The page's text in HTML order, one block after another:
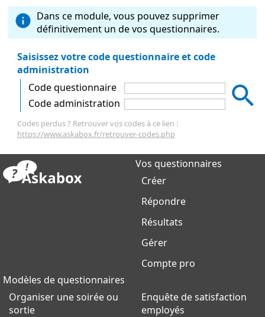
Dans ce module, vous pouvez supprimer
définitivement un de vos questionnaires.
Saisissez votre code questionnaire et code
administration
Code questionnaire
Code administration
Codes perdus ? Retrouver vos codes à ce lien :
https://www.askabox.fr/retrouver-codes.php
Vos questionnaires
Créer
Répondre
Résultats
Gérer
Compte pro
Modèles de questionnaires
Organiser une soirée ou
sortie
Enquête de satisfaction
employés